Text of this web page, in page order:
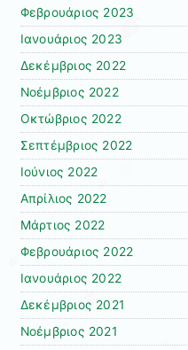
Φεβρουάριος 2023
Ιανουάριος 2023
Δεκέμβριος 2022
Νοέμβριος 2022
Οκτώβριος 2022
Σεπτέμβριος 2022
Ιούνιος 2022
Απρίλιος 2022
Μάρτιος 2022
Φεβρουάριος 2022
Ιανουάριος 2022
Δεκέμβριος 2021
Νοέμβριος 2021